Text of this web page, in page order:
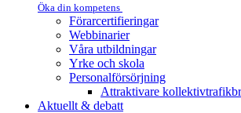
Öka din kompetens
Förarcertifieringar
Webbinarier
Våra utbildningar
Yrke och skola
Personalförsörjning
Attraktivare
Aktuellt & debatt